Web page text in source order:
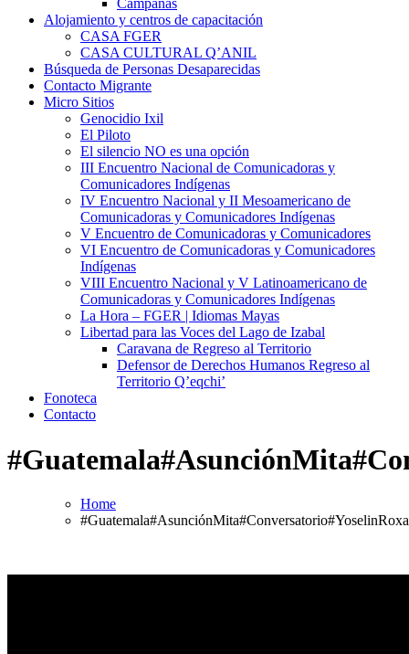
Campañas
Alojamiento y centros de capacitación
CASA FGER
CASA CULTURAL Q’ANIL
Búsqueda de Personas Desaparecidas
Contacto Migrante
Micro Sitios
Genocidio Ixil
El Piloto
El silencio NO es una opción
III Encuentro Nacional de Comunicadoras y
Comunicadores Indígenas
IV Encuentro Nacional y II Mesoamericano de
Comunicadoras y Comunicadores Indígenas
V Encuentro de Comunicadoras y Comunicadores
VI Encuentro de Comunicadoras y Comunicadores
Indígenas
VIII Encuentro Nacional y V Latinoamericano de
Comunicadoras y Comunicadores Indígenas
La Hora – FGER | Idiomas Mayas
Libertad para las Voces del Lago de Izabal
Caravana de Regreso al Territorio
Defensor de Derechos Humanos Regreso al
Territorio Q’eqchi’
Fonoteca
Contacto
Home